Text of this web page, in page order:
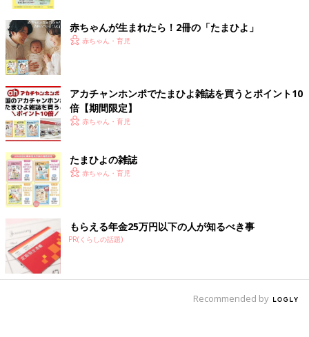
す」（ママ・亜沙美さん）
通常、小児の場合は、腸が75cm以下のケースを「短腸症候群」
と呼ぶそう。ですが、蒼斗くんの場合は小腸の入り口と出口をつ
ないだだけの、たった５cm。いわば、短腸症候群の中でも、か
なり重篤なケースです。
「それだけ小腸が短いなんて前例がないので、先生たちもどうし
ていいか、この先どうなるかがわからずに手探りのようでした。
ただ、腸が５cmしかないので、栄養をとることは確実に難し
通常、私たちは食べ物を食べて栄養をとりますよね。それを蒼斗
は点滴で補わないといけなくなるんです。そうすると、肝臓にも
のすごく負担がかかってしまう。そして肝臓の状態が悪くなる
と、今度はほかの臓器までやられてきてしまい、敗血症という病
気になりやすくなります。そうなると、もうどうにもできない。
蒼斗の場合は、最初に薬を投与したときから肝臓の数値が悪く、
先生からは『
い』と言われていました」（パパ・拓哉さん）
当時、担当してくれた医師からは毎日ノートに記録をつけるこ
赤ちゃんが生まれたら！2冊の「たまひよ」
赤ちゃん・育児
アカチャンホンポでたまひよ雑誌を買うとポイント10
倍【期間限定】
赤ちゃん・育児
たまひよの雑誌
赤ちゃん・育児
もらえる年金25万円以下の人が知るべき事
PR(くらしの話題)
Recommended by